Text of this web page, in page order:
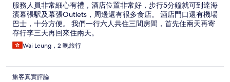
服務人員非常細心有禮，酒店位置非常好，步行5分鐘就可到達海
濱幕張駅及幕張Outlets，周邊還有很多食店。 酒店門口還有機場
巴士，十分方便。 我們一行六人共住三間房間，首先住兩天再寄
存行李三天再回來住兩天。
Wai Leung，2 晚旅行
旅客真實評論